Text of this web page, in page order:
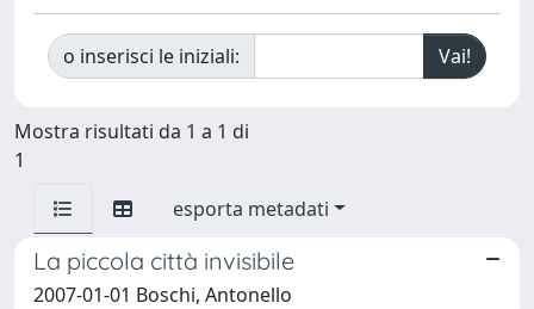
o inserisci le iniziali:
Mostra risultati da 1 a 1 di
1
esporta metadati
La piccola città invisibile
2007-01-01 Boschi, Antonello